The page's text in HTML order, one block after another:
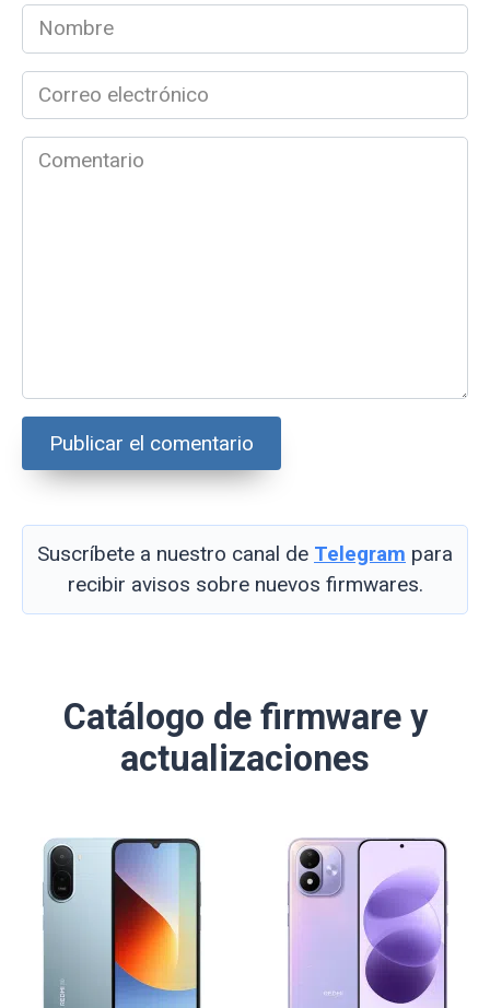
Nombre
*
Correo
electrónico
*Comentario
Suscríbete a nuestro canal de Telegram para
recibir avisos sobre nuevos firmwares.
Catálogo de firmware y
actualizaciones